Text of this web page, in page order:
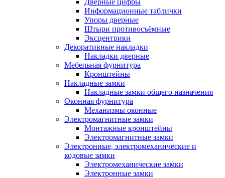
Дверные цифры
Информационные таблички
Упоры дверные
Штыри противосъёмные
Эксцентрики
Декоративные накладки
Накладки дверные
Мебельная фурнитура
Кронштейны
Накладные замки
Накладные замки общего назначения
Оконная фурнитура
Механизмы оконные
Электромагнитные замки
Монтажные кронштейны
Электромагнитные замки
Электронные, электромеханические и
кодовые замки
Электромеханические замки
Электронные замки